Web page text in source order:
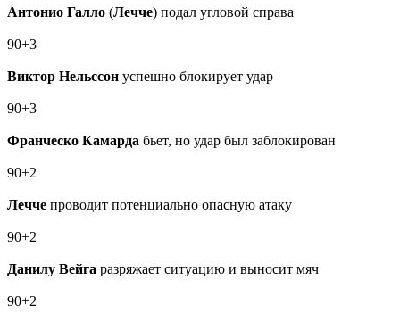
Антонио Галло (Лечче) подал угловой справа
90+3
Виктор Нельссон успешно блокирует удар
90+3
Франческо Камарда бьет, но удар был заблокирован
90+2
Лечче проводит потенциально опасную атаку
90+2
Данилу Вейга разряжает ситуацию и выносит мяч
90+2